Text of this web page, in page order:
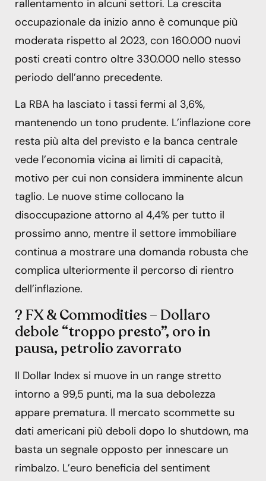
rallentamento in alcuni settori. La crescita
occupazionale da inizio anno è comunque più
moderata rispetto al 2023, con 160.000 nuovi
posti creati contro oltre 330.000 nello stesso
periodo dell’anno precedente.
La RBA ha lasciato i tassi fermi al 3,6%,
mantenendo un tono prudente. L’inflazione core
resta più alta del previsto e la banca centrale
vede l’economia vicina ai limiti di capacità,
motivo per cui non considera imminente alcun
taglio. Le nuove stime collocano la
disoccupazione attorno al 4,4% per tutto il
prossimo anno, mentre il settore immobiliare
continua a mostrare una domanda robusta che
complica ulteriormente il percorso di rientro
dell’inflazione.
? FX & Commodities – Dollaro
debole “troppo presto”, oro in
pausa, petrolio zavorrato
Il Dollar Index si muove in un range stretto
intorno a 99,5 punti, ma la sua debolezza
appare prematura. Il mercato scommette su
dati americani più deboli dopo lo shutdown, ma
basta un segnale opposto per innescare un
rimbalzo. L’euro beneficia del sentiment